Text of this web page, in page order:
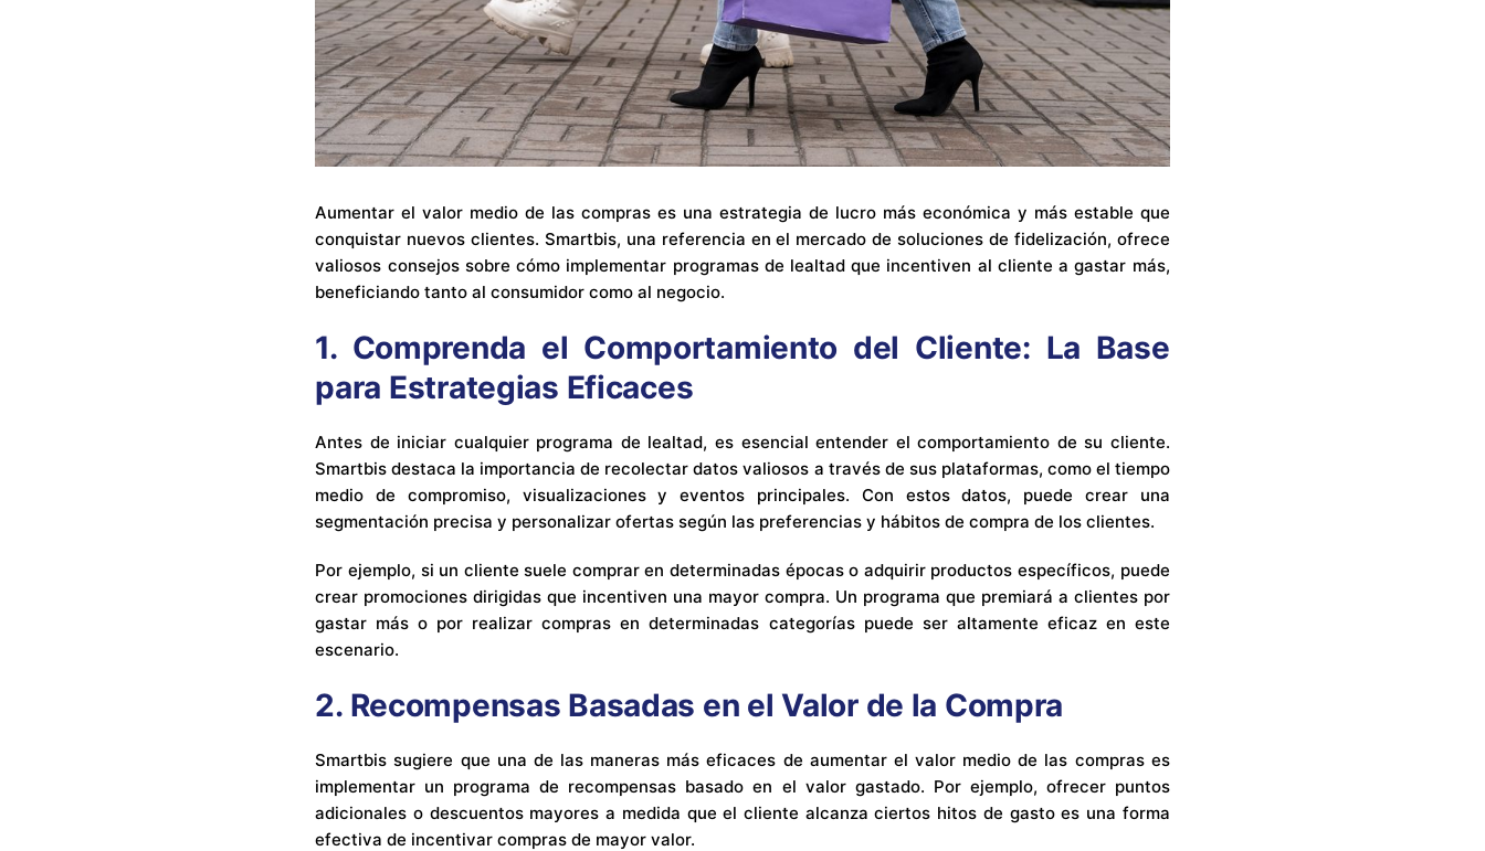
Aumentar el valor medio de las compras es una estrategia de lucro más económica y más estable que
conquistar nuevos clientes. Smartbis, una referencia en el mercado de soluciones de fidelización, ofrece
valiosos consejos sobre cómo implementar programas de lealtad que incentiven al cliente a gastar más,
beneficiando tanto al consumidor como al negocio.
1. Comprenda el Comportamiento del Cliente: La Base
para Estrategias Eficaces
Antes de iniciar cualquier programa de lealtad, es esencial entender el comportamiento de su cliente.
Smartbis destaca la importancia de recolectar datos valiosos a través de sus plataformas, como el tiempo
medio de compromiso, visualizaciones y eventos principales. Con estos datos, puede crear una
segmentación precisa y personalizar ofertas según las preferencias y hábitos de compra de los clientes.
Por ejemplo, si un cliente suele comprar en determinadas épocas o adquirir productos específicos, puede
crear promociones dirigidas que incentiven una mayor compra. Un programa que premiará a clientes por
gastar más o por realizar compras en determinadas categorías puede ser altamente eficaz en este
escenario.
2. Recompensas Basadas en el Valor de la Compra
Smartbis sugiere que una de las maneras más eficaces de aumentar el valor medio de las compras es
implementar un programa de recompensas basado en el valor gastado. Por ejemplo, ofrecer puntos
adicionales o descuentos mayores a medida que el cliente alcanza ciertos hitos de gasto es una forma
efectiva de incentivar compras de mayor valor.